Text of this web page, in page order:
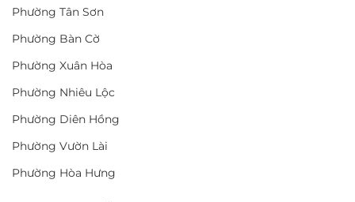
Phường Tân Sơn
Phường Bàn Cờ
Phường Xuân Hòa
Phường Nhiêu Lộc
Phường Diên Hồng
Phường Vườn Lài
Phường Hòa Hưng